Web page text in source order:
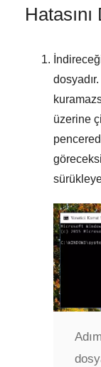
dosyadır.
üzerine